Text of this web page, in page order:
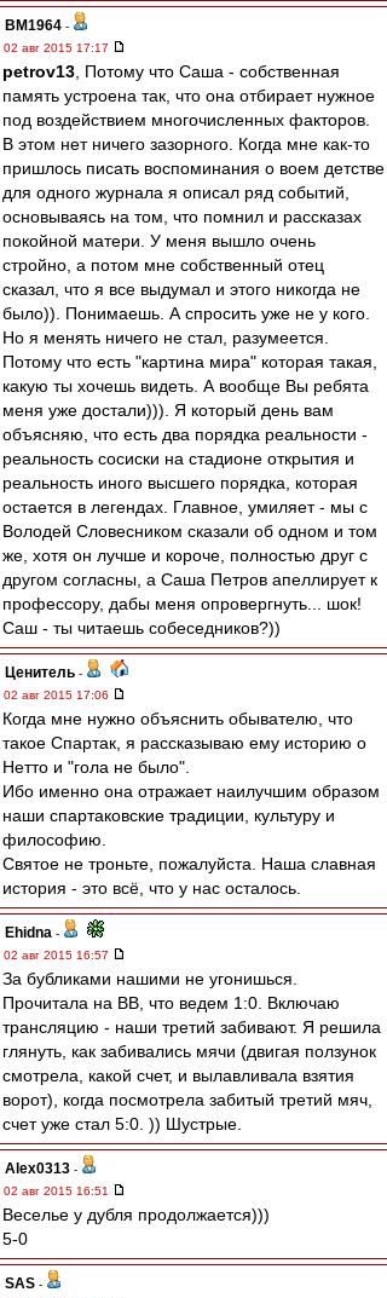
BM1964 -
02 авг 2015 17:17
petrov13 , Потому что Саша - собственная
память устроена так, что она отбирает нужное
под воздействием многочисленных факторов.
В этом нет ничего зазорного. Когда мне как-то
пришлось писать воспоминания о воем детстве
для одного журнала я описал ряд событий,
основываясь на том, что помнил и рассказах
покойной матери. У меня вышло очень
стройно, а потом мне собственный отец
сказал, что я все выдумал и этого никогда не
было)). Понимаешь. А спросить уже не у кого.
Но я менять ничего не стал, разумеется.
Потому что есть "картина мира" которая такая,
какую ты хочешь видеть. А вообще Вы ребята
меня уже достали))). Я который день вам
объясняю, что есть два порядка реальности -
реальность сосиски на стадионе открытия и
реальность иного высшего порядка, которая
остается в легендах. Главное, умиляет - мы с
Володей Словесником сказали об одном и том
же, хотя он лучше и короче, полностью друг с
другом согласны, а Саша Петров апеллирует к
профессору, дабы меня опровергнуть... шок!
Саш - ты читаешь собеседников?))
Ценитель -
02 авг 2015 17:06
Когда мне нужно объяснить обывателю, что
такое Спартак, я рассказываю ему историю о
Нетто и "гола не было".
Ибо именно она отражает наилучшим образом
наши спартаковские традиции, культуру и
философию.
Святое не троньте, пожалуйста. Наша славная
история - это всё, что у нас осталось.
Ehidna -
02 авг 2015 16:57
За бубликами нашими не угонишься.
Прочитала на ВВ, что ведем 1:0. Включаю
трансляцию - наши третий забивают. Я решила
глянуть, как забивались мячи (двигая ползунок
смотрела, какой счет, и вылавливала взятия
ворот), когда посмотрела забитый третий мяч,
счет уже стал 5:0. )) Шустрые.
Alex0313 -
02 авг 2015 16:51
Веселье у дубля продолжается)))
5-0
SAS -